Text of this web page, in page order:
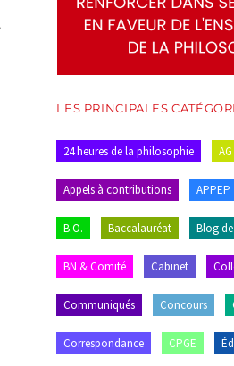
LES PRINCIPALES
24 heures de la philosophie AG
Appels à contributions APPEP
B.O. Baccalauréat Blog
BN & Comité Cabinet
Communiqués Concours
Correspondance CPGE